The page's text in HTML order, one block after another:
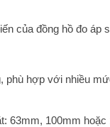
của đồng hồ đo áp
phù hợp với nhiều
63mm, 100mm hoặc